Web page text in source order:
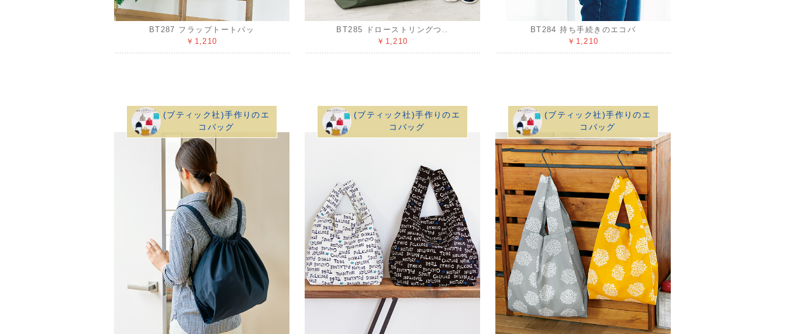
BT287 フラップトートバッ
￥1,210
BT285 ドローストリングつ..
￥1,210
BT284 持ち手続きのエコバ
￥1,210
(ブティック社)手作りのエ
コバッグ
(ブティック社)手作りのエ
コバッグ
(ブティック社)手作りのエ
コバッグ